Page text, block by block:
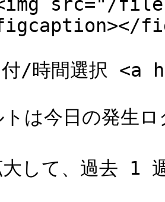
/時間選択
は今日の発生ロ
して、過去 1